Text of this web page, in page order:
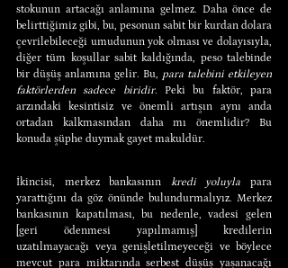
stokunun artacağı anlamına gelmez. Daha önce de
belirttiğimiz gibi, bu, pesonun sabit bir kurdan dolara
çevrilebileceği umudunun yok olması ve dolayısıyla,
diğer tüm koşullar sabit kaldığında, peso talebinde
bir düşüş anlamına gelir. Bu, para talebini etkileyen
faktörlerden sadece biridir. Peki bu faktör, para
arzındaki kesintisiz ve önemli artışın aynı anda
ortadan kalkmasından daha mı önemlidir? Bu
konuda şüphe duymak gayet makuldür.
İkincisi, merkez bankasının kredi yoluyla para
yarattığını da göz önünde bulundurmalıyız. Merkez
bankasının kapatılması, bu nedenle, vadesi gelen
[geri ödenmesi yapılmamış] kredilerin
uzatılmayacağı veya genişletilmeyeceği ve böylece
mevcut para miktarında serbest düşüş yaşanacağı